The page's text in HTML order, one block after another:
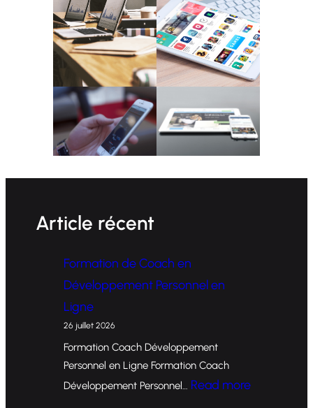
Article récent
Formation de Coach en
Développement Personnel en
Ligne
26 juillet 2026
Formation Coach Développement
Personnel en Ligne Formation Coach
Développement Personnel… Read more: